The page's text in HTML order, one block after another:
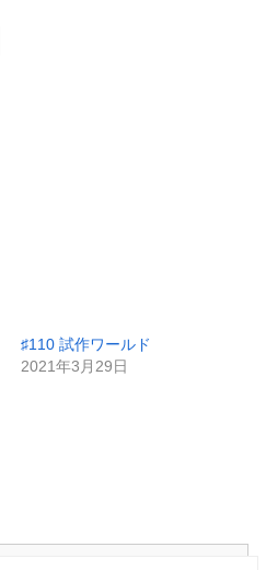
♯110 試作ワールド
2021年3月29日